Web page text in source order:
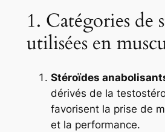
1. Catégories de
utilisées en
Stéroïdes
dérivés de la
favorisent la prise de
et la performance.